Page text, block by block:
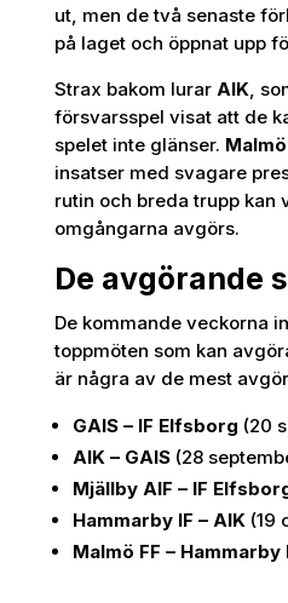
ut, men de två senaste
på laget och öppnat upp
Strax bakom lurar AIK,
försvarsspel visat att de
spelet inte glänser. Malmö
insatser med svagare
rutin och breda trupp kan
omgångarna avgörs.
De avgörande
De kommande veckorna
toppmöten som kan
är några av de mest
GAIS – IF Elfsborg (20
AIK – GAIS(28
Mjällby AIF – IF
Hammarby IF – AIK (19
Malmö FF – Hammarby